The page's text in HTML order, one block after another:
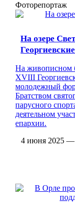
Фоторепортаж
На озере
На живописном
XVIII
молодежный
Братством
парусного
деятельном
епархии.
4 июня 2025 —